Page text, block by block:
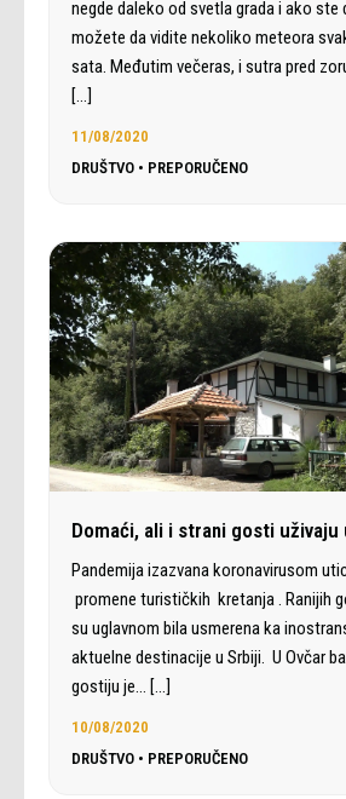
negde daleko od svetla grada i ako ste
možete da vidite nekoliko meteora
sata. Međutim večeras, i sutra pred
[…]
11/08/2020
DRUŠTVO • PREPORUČENO
Domaći, ali i strani gosti uživaju
Pandemija izazvana koronavirusom
promene turističkih kretanja . Ranijih
su uglavnom bila usmerena ka
aktuelne destinacije u Srbiji. U Ovčar
gostiju je… […]
10/08/2020
DRUŠTVO • PREPORUČENO